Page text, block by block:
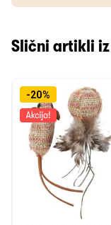
Slični artikli
-20%